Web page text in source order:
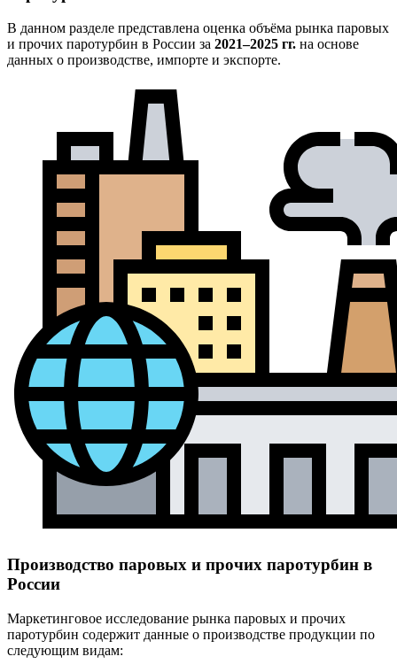
В данном разделе представлена оценка объёма рынка паровых
и прочих паротурбин в России за 2021–2025 гг. на основе
данных о производстве, импорте и экспорте.
Производство паровых и прочих паротурбин в
России
Маркетинговое исследование рынка паровых и прочих
паротурбин содержит данные о производстве продукции по
следующим видам: